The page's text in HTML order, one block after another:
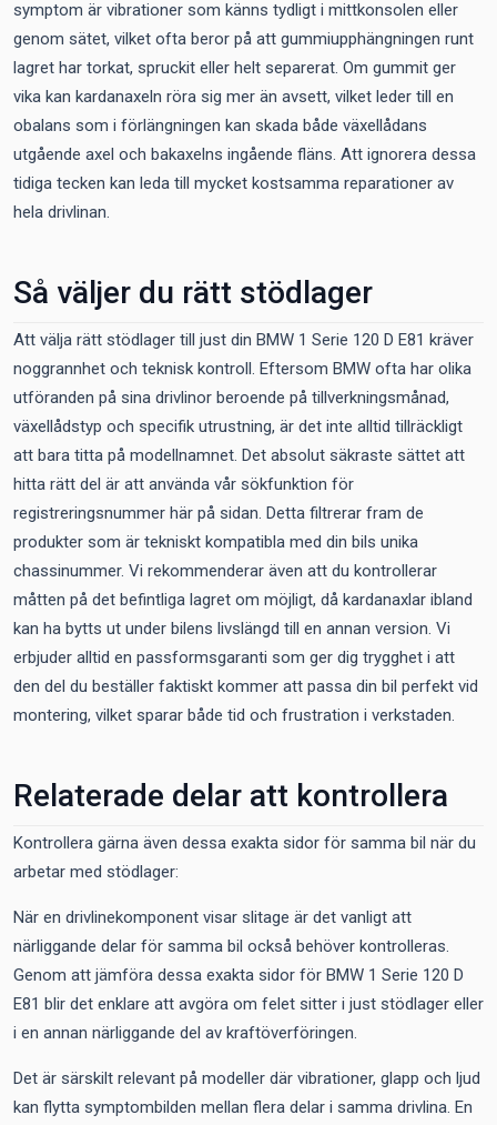
symptom är vibrationer som känns tydligt i mittkonsolen eller
genom sätet, vilket ofta beror på att gummiupphängningen runt
lagret har torkat, spruckit eller helt separerat. Om gummit ger
vika kan kardanaxeln röra sig mer än avsett, vilket leder till en
obalans som i förlängningen kan skada både växellådans
utgående axel och bakaxelns ingående fläns. Att ignorera dessa
tidiga tecken kan leda till mycket kostsamma reparationer av
hela drivlinan.
Så väljer du rätt stödlager
Att välja rätt stödlager till just din BMW 1 Serie 120 D E81 kräver
noggrannhet och teknisk kontroll. Eftersom BMW ofta har olika
utföranden på sina drivlinor beroende på tillverkningsmånad,
växellådstyp och specifik utrustning, är det inte alltid tillräckligt
att bara titta på modellnamnet. Det absolut säkraste sättet att
hitta rätt del är att använda vår sökfunktion för
registreringsnummer här på sidan. Detta filtrerar fram de
produkter som är tekniskt kompatibla med din bils unika
chassinummer. Vi rekommenderar även att du kontrollerar
måtten på det befintliga lagret om möjligt, då kardanaxlar ibland
kan ha bytts ut under bilens livslängd till en annan version. Vi
erbjuder alltid en passformsgaranti som ger dig trygghet i att
den del du beställer faktiskt kommer att passa din bil perfekt vid
montering, vilket sparar både tid och frustration i verkstaden.
Relaterade delar att kontrollera
Kontrollera gärna även dessa exakta sidor för samma bil när du
arbetar med stödlager:
När en drivlinekomponent visar slitage är det vanligt att
närliggande delar för samma bil också behöver kontrolleras.
Genom att jämföra dessa exakta sidor för BMW 1 Serie 120 D
E81 blir det enklare att avgöra om felet sitter i just stödlager eller
i en annan närliggande del av kraftöverföringen.
Det är särskilt relevant på modeller där vibrationer, glapp och ljud
kan flytta symptombilden mellan flera delar i samma drivlina. En